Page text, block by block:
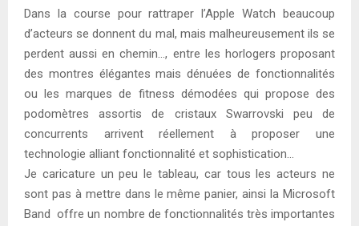
Dans la course pour rattraper l’Apple Watch beaucoup
d’acteurs se donnent du mal, mais malheureusement ils se
perdent aussi en chemin…, entre les horlogers proposant
des montres élégantes mais dénuées de fonctionnalités
ou les marques de fitness démodées qui propose des
podomètres assortis de cristaux Swarrovski peu de
concurrents arrivent réellement à proposer une
technologie alliant fonctionnalité et sophistication…
Je caricature un peu le tableau, car tous les acteurs ne
sont pas à mettre dans le même panier, ainsi la Microsoft
Band offre un nombre de fonctionnalités très importantes